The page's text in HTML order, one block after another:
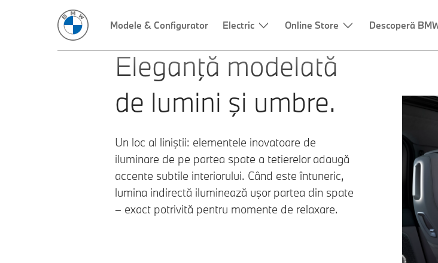
Modele & Configurator Electric Online Store Descoperă
Eleganţă modelată
de lumini şi umbre.
Un loc al liniştii: elementele inovatoare de
iluminare de pe partea spate a tetierelor adaugă
accente subtile interiorului. Când este întuneric,
lumina indirectă iluminează uşor partea din spate
– exact potrivită pentru momente de relaxare.